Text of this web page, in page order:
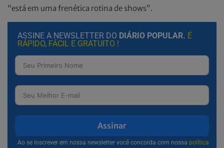
“está em uma frenética rotina de shows”.
ASSINE A NEWSLETTER DO DIÁRIO POPULAR. É
RÁPIDO, FÁCIL E GRATUITO !
Assinar
Ao se inscrever em nossa newsletter você concorda com nossa política